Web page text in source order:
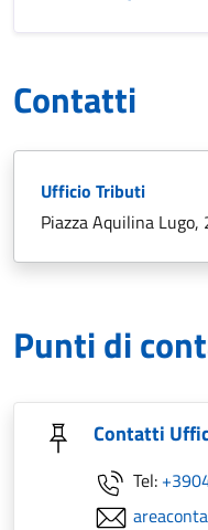
Contatti
Ufficio Tributi
Piazza Aquilina
Punti di
Contatti
Tel: